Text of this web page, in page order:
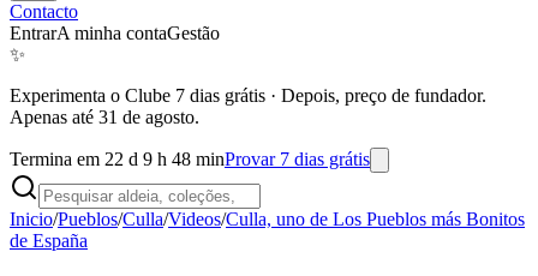
Contacto
EntrarA minha contaGestão
✨
Experimenta o Clube 7 dias grátis · Depois, preço de fundador.
Apenas até 31 de agosto.
Termina em 22 d 9 h 48 minProvar 7 dias grátis
Inicio/Pueblos/Culla/Videos/Culla, uno de Los Pueblos más Bonitos
de España